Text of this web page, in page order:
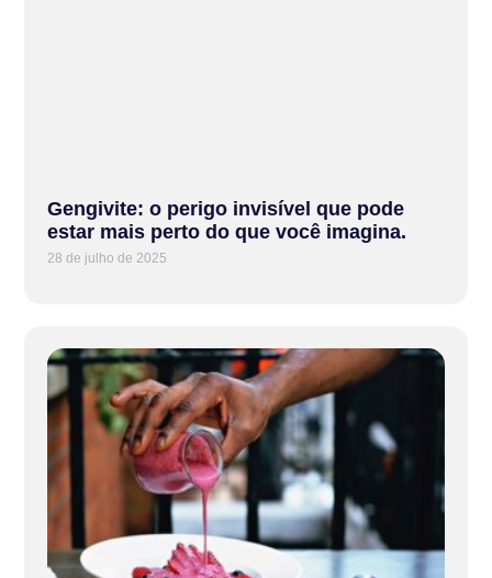
Gengivite: o perigo invisível que pode
estar mais perto do que você imagina.
28 de julho de 2025